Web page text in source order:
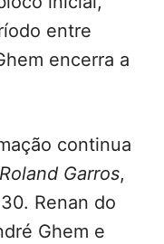
entre
encerra a
continua
Garros,
Renan do
Ghem e